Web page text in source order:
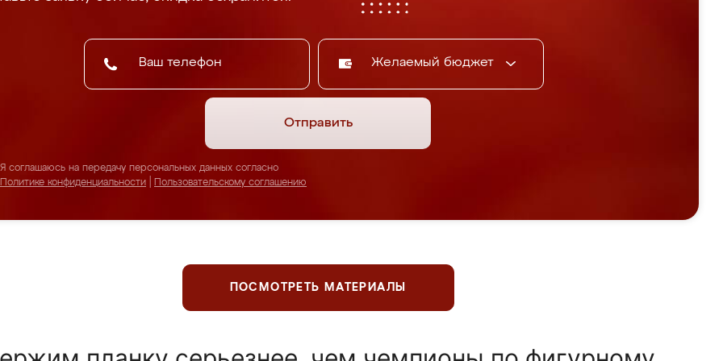
Желаемый бюджет
Отправить
Я соглашаюсь на передачу персональных данных согласно
Политике конфиденциальности
Пользовательскому соглашению
ПОСМОТРЕТЬ МАТЕРИАЛЫ